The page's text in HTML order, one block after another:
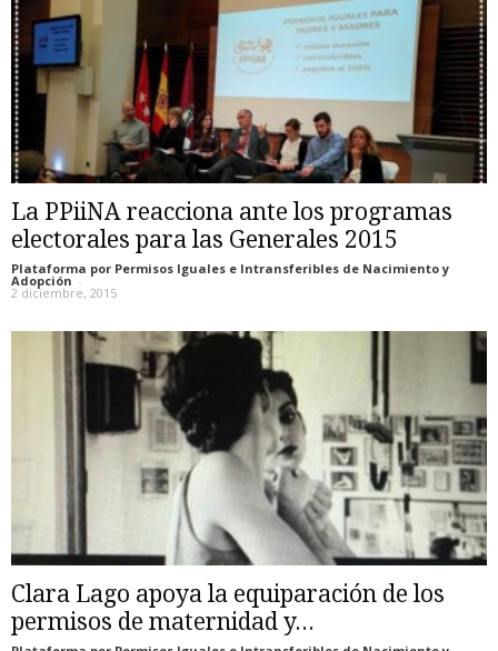
La PPiiNA reacciona ante los programas
electorales para las Generales 2015
Plataforma por Permisos Iguales e Intransferibles de Nacimiento y
Adopción -
2 diciembre, 2015
Clara Lago apoya la equiparación de los
permisos de maternidad y...